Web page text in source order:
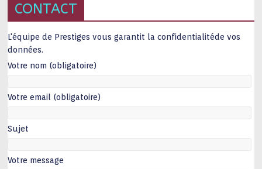
CONTACT
L'équipe de Prestiges vous garantit la confidentialitéde vos
données.
Votre nom (obligatoire)
Votre email (obligatoire)
Sujet
Votre message